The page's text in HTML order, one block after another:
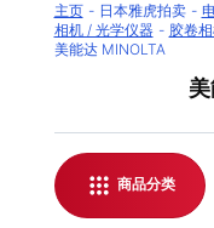
主页 日本雅虎拍卖
相机 / 光学仪器
胶卷
美能达 MINOLTA
千纸鹤日淘提供
拍服务，支持实
淘。我们提供优质
并对每件商品进
商品分类